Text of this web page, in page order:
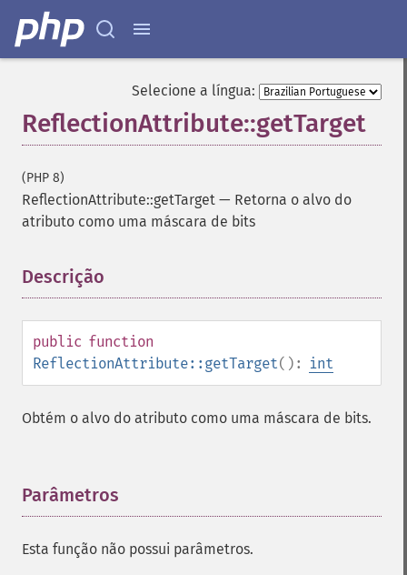
Selecione a língua:
ReflectionAttribute::getTarget
(PHP 8)
ReflectionAttribute::getTarget — Retorna o alvo do
atributo como uma máscara de bits
Descrição
public function
ReflectionAttribute::getTarget(): int
Obtém o alvo do atributo como uma máscara de bits.
Parâmetros
Esta função não possui parâmetros.